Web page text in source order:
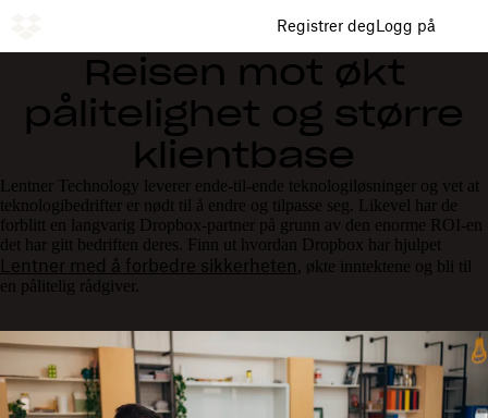
Registrer degLogg på
Reisen mot økt
pålitelighet og større
klientbase
Lentner Technology leverer ende-til-ende teknologiløsninger og vet at
teknologibedrifter er nødt til å endre og tilpasse seg. Likevel har de
forblitt en langvarig Dropbox-partner på grunn av den enorme ROI-en
det har gitt bedriften deres. Finn ut hvordan Dropbox har hjulpet
Lentner med å forbedre sikkerheten, økte inntektene og bli til
en pålitelig rådgiver.